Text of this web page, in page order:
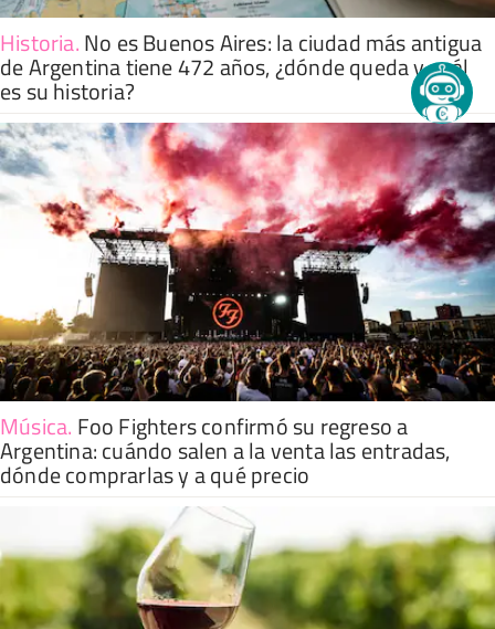
Historia.No es Buenos Aires: la ciudad más antigua
de Argentina tiene 472 años, ¿dónde queda y cuál
es su historia?
Música. Foo Fighters confirmó su regreso a
Argentina: cuándo salen a la venta las entradas,
dónde comprarlas y a qué precio